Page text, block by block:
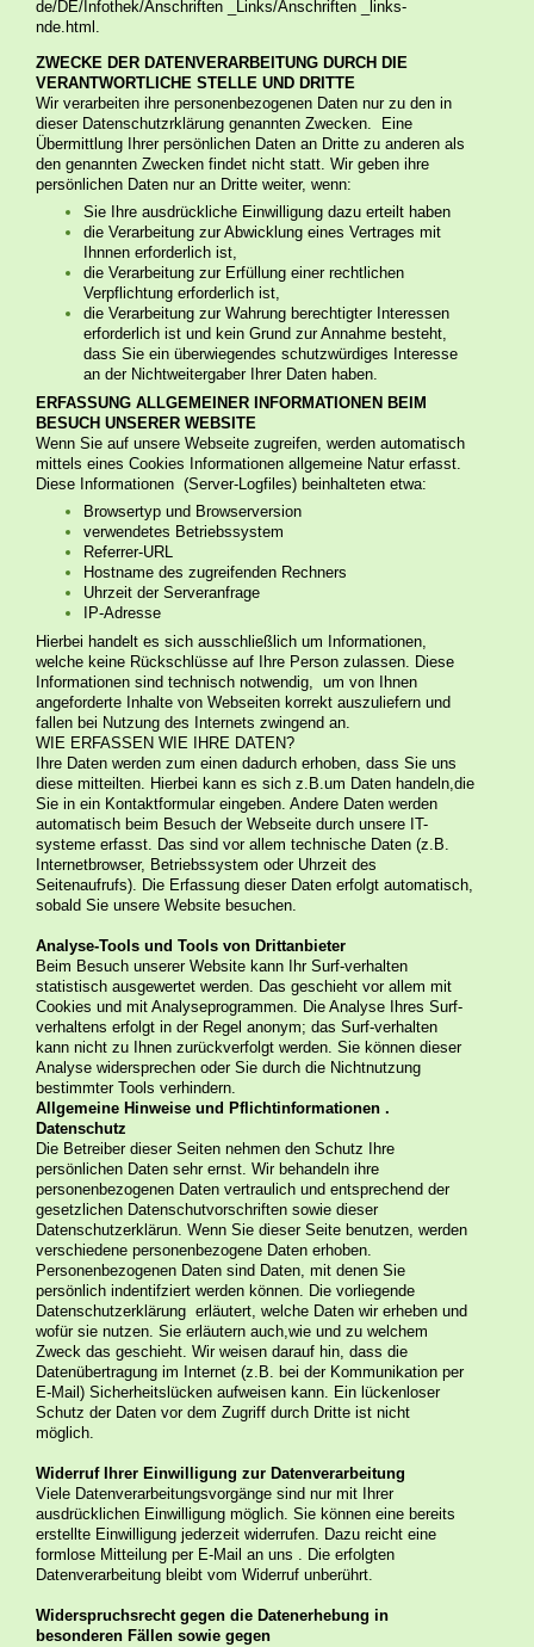
de/DE/Infothek/Anschriften _Links/Anschriften _links-
nde.html.
ZWECKE DER DATENVERARBEITUNG DURCH DIE
VERANTWORTLICHE STELLE UND DRITTE
Wir verarbeiten ihre personenbezogenen Daten nur zu den in
dieser Datenschutzrklärung genannten Zwecken. Eine
Übermittlung Ihrer persönlichen Daten an Dritte zu anderen als
den genannten Zwecken findet nicht statt. Wir geben ihre
persönlichen Daten nur an Dritte weiter, wenn:
Sie Ihre ausdrückliche Einwilligung dazu erteilt haben
die Verarbeitung zur Abwicklung eines Vertrages mit
Ihnnen erforderlich ist,
die Verarbeitung zur Erfüllung einer rechtlichen
Verpflichtung erforderlich ist,
die Verarbeitung zur Wahrung berechtigter Interessen
erforderlich ist und kein Grund zur Annahme besteht,
dass Sie ein überwiegendes schutzwürdiges Interesse
an der Nichtweitergaber Ihrer Daten haben.
ERFASSUNG ALLGEMEINER INFORMATIONEN BEIM
BESUCH UNSERER WEBSITE
Wenn Sie auf unsere Webseite zugreifen, werden automatisch
mittels eines Cookies Informationen allgemeine Natur erfasst.
Diese Informationen (Server-Logfiles) beinhalteten etwa:
Browsertyp und Browserversion
verwendetes Betriebssystem
Referrer-URL
Hostname des zugreifenden Rechners
Uhrzeit der Serveranfrage
IP-Adresse
​Hierbei handelt es sich ausschließlich um Informationen,
welche keine Rückschlüsse auf Ihre Person zulassen. Diese
Informationen sind technisch notwendig, um von Ihnen
angeforderte Inhalte von Webseiten korrekt auszuliefern und
fallen bei Nutzung des Internets zwingend an.
WIE ERFASSEN WIE IHRE DATEN?
Ihre Daten werden zum einen dadurch erhoben, dass Sie uns
diese mitteilten. Hierbei kann es sich z.B.um Daten handeln,die
Sie in ein Kontaktformular eingeben. Andere Daten werden
automatisch beim Besuch der Webseite durch unsere IT-
systeme erfasst. Das sind vor allem technische Daten (z.B.
Internetbrowser, Betriebssystem oder Uhrzeit des
Seitenaufrufs). Die Erfassung dieser Daten erfolgt automatisch,
sobald Sie unsere Website besuchen.
Analyse-Tools und Tools von Drittanbieter
Beim Besuch unserer Website kann Ihr Surf-verhalten
statistisch ausgewertet werden. Das geschieht vor allem mit
Cookies und mit Analyseprogrammen. Die Analyse Ihres Surf-
verhaltens erfolgt in der Regel anonym; das Surf-verhalten
kann nicht zu Ihnen zurückverfolgt werden. Sie können dieser
Analyse widersprechen oder Sie durch die Nichtnutzung
bestimmter Tools verhindern.
Allgemeine Hinweise und Pflichtinformationen .
Datenschutz
Die Betreiber dieser Seiten nehmen den Schutz Ihre
persönlichen Daten sehr ernst. Wir behandeln ihre
personenbezogenen Daten vertraulich und entsprechend der
gesetzlichen Datenschutvorschriften sowie dieser
Datenschutzerklärun. Wenn Sie dieser Seite benutzen, werden
verschiedene personenbezogene Daten erhoben.
Personenbezogenen Daten sind Daten, mit denen Sie
persönlich indentifziert werden können. Die vorliegende
Datenschutzerklärung erläutert, welche Daten wir erheben und
wofür sie nutzen. Sie erläutern auch,wie und zu welchem
Zweck das geschieht. Wir weisen darauf hin, dass die
Datenübertragung im Internet (z.B. bei der Kommunikation per
E-Mail) Sicherheitslücken aufweisen kann. Ein lückenloser
Schutz der Daten vor dem Zugriff durch Dritte ist nicht
möglich.
Widerruf Ihrer Einwilligung zur Datenverarbeitung
Viele Datenverarbeitungsvorgänge sind nur mit Ihrer
ausdrücklichen Einwilligung möglich. Sie können eine bereits
erstellte Einwilligung jederzeit widerrufen. Dazu reicht eine
formlose Mitteilung per E-Mail an uns . Die erfolgten
Datenverarbeitung bleibt vom Widerruf unberührt.
Widerspruchsrecht gegen die Datenerhebung in
besonderen Fällen sowie gegen